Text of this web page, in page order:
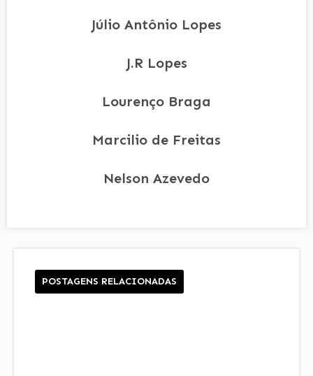
Júlio Antônio Lopes
J.R Lopes
Lourenço Braga
Marcilio de Freitas
Nelson Azevedo
POSTAGENS RELACIONADAS